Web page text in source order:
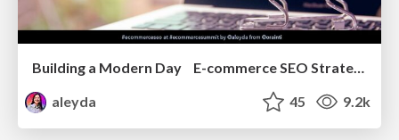
aleyda
45 9.2k